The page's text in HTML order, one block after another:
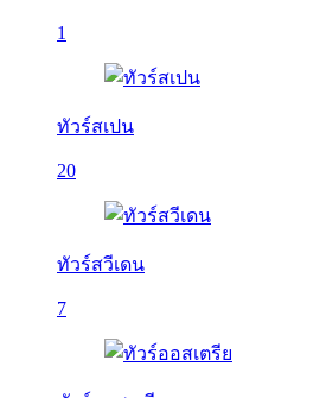
1
ทัวร์สเปน
20
ทัวร์สวีเดน
7